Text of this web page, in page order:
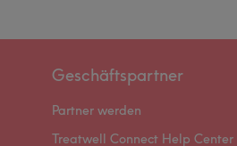
Geschäftspartner
Partner werden
Treatwell Connect Help Center